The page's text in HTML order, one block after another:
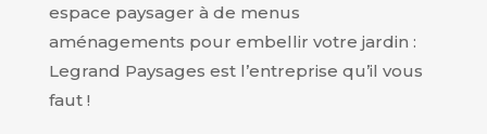
espace paysager à de menus
aménagements pour embellir votre jardin :
Legrand Paysages est l’entreprise qu’il vous
faut !